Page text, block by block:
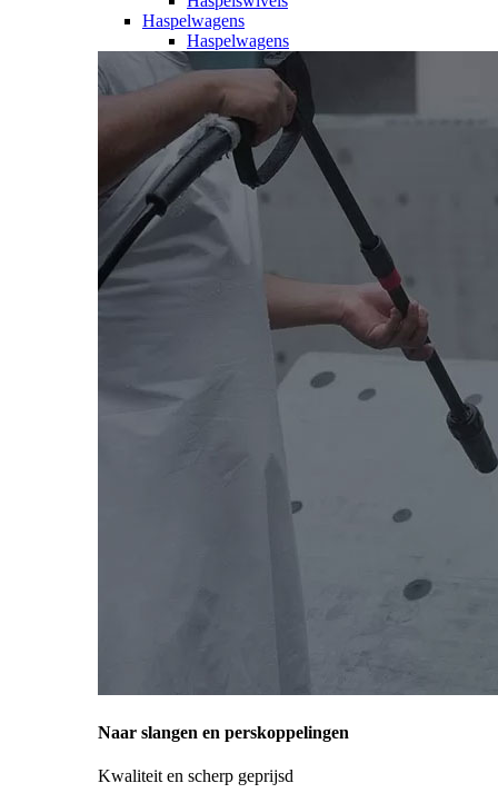
Haspelwagens
Haspelwagens
Naar slangen en perskoppelingen
Kwaliteit en scherp geprijsd